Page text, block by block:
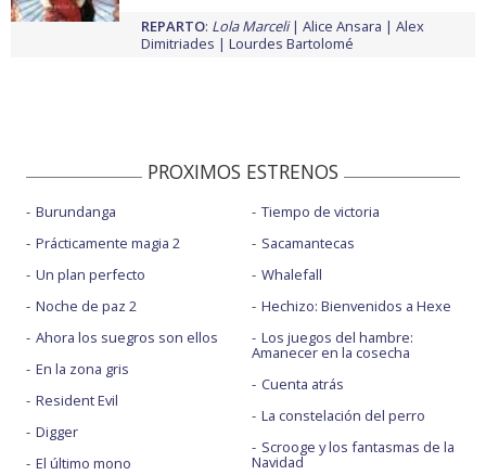
REPARTO: Lola Marceli Alice Ansara
Alex
Dimitriades
Lourdes Bartolomé
PROXIMOS ESTRENOS
Burundanga
Prácticamente magia 2
Un plan perfecto
Noche de paz 2
Ahora los suegros son ellos
En la zona gris
Resident Evil
Digger
El último mono
Tiempo de victoria
Sacamantecas
Whalefall
Hechizo: Bienvenidos a Hexe
Los juegos del hambre:
Amanecer en la cosecha
Cuenta atrás
La constelación del perro
Scrooge y los fantasmas de la
Navidad